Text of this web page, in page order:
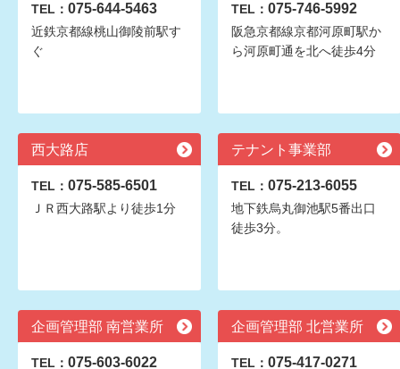
TEL： 075-644-5463
近鉄京都線桃山御陵前駅す
ぐ
TEL： 075-746-5992
阪急京都線京都河原町駅か
ら河原町通を北へ徒歩4分
西大路店
TEL： 075-585-6501
ＪＲ西大路駅より徒歩1分
テナント事業部
TEL： 075-213-6055
地下鉄烏丸御池駅5番出口
徒歩3分。
企画管理部 南営業所
TEL： 075-603-6022
企画管理部 北営業所
TEL： 075-417-0271